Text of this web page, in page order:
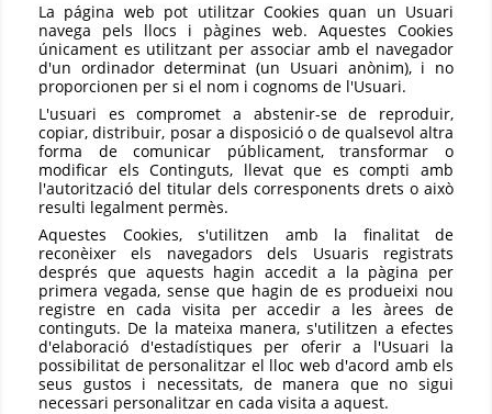
La página web pot utilitzar Cookies quan un Usuari
navega pels llocs i pàgines web. Aquestes Cookies
únicament es utilitzant per associar amb el navegador
d'un ordinador determinat (un Usuari anònim), i no
proporcionen per si el nom i cognoms de l'Usuari.
L'usuari es compromet a abstenir-se de reproduir,
copiar, distribuir, posar a disposició o de qualsevol altra
forma de comunicar públicament, transformar o
modificar els Continguts, llevat que es compti amb
l'autorització del titular dels corresponents drets o això
resulti legalment permès.
Aquestes Cookies, s'utilitzen amb la finalitat de
reconèixer els navegadors dels Usuaris registrats
després que aquests hagin accedit a la pàgina per
primera vegada, sense que hagin de es produeixi nou
registre en cada visita per accedir a les àrees de
continguts. De la mateixa manera, s'utilitzen a efectes
d'elaboració d'estadístiques per oferir a l'Usuari la
possibilitat de personalitzar el lloc web d'acord amb els
seus gustos i necessitats, de manera que no sigui
necessari personalitzar en cada visita a aquest.